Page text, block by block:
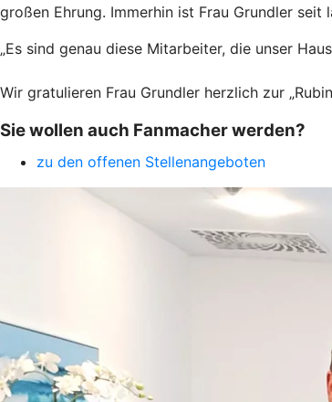
großen Ehrung. Immerhin ist Frau Grundler
„Es sind genau diese Mitarbeiter, die unser
Wir gratulieren Frau Grundler herzlich zur
Sie wollen auch Fanmacher werden?
zu den offenen Stellenangeboten